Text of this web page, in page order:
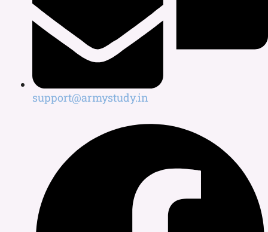
support@armystudy.in